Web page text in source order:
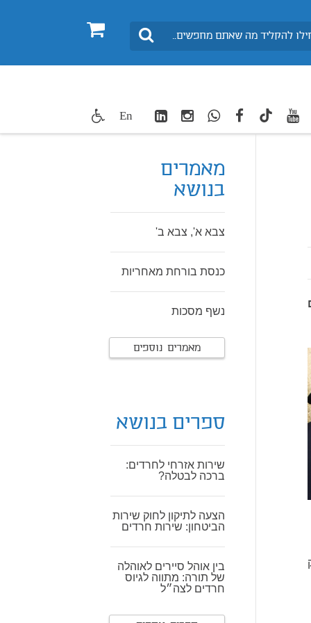
0 חיפוש
twitter
youtube
TikTok
facebook
WhatsApp
Instagram
LinkedIn
En
מאמרים
בנושא
צבא א', צבא ב'
כנסת בורחת מאחריות
נשף מסכות
מאמרים נוספים
ספרים בנושא
שירות אזרחי לחרדים:
ברכה לבטלה?
הצעה לתיקון לחוק שירות
הביטחון: שירות חרדים
בין אוהל סיירים לאוהלה
של תורה: מתווה לגיוס
חרדים לצה״ל